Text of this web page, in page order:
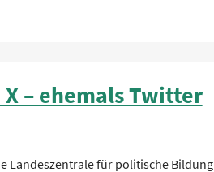
– ehemals Twitter
Landeszentrale für politische Bildung